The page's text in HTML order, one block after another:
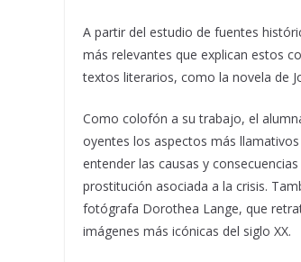
A partir del estudio de fuentes
más relevantes que explican estos
textos literarios, como la novela de
Como colofón a su trabajo, el
oyentes los aspectos más
entender las causas y
prostitución asociada a la crisis.
fotógrafa Dorothea Lange, que
imágenes más icónicas del siglo XX.